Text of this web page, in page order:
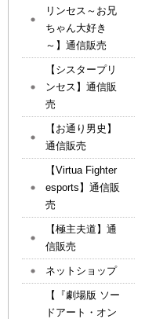
リンセス～お兄
ちゃん大好き
～】通信販売
【シスタープリ
ンセス】通信販
売
【お通り男史】
通信販売
【Virtua Fighter
esports】通信販
売
【極主夫道】通
信販売
ネットショップ
【『劇場版 ソー
ドアート・オン